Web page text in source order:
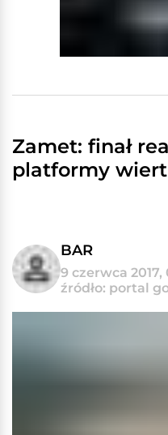
Zamet: finał
platformy
BAR
9 czerwca 2017,
źródło: portal